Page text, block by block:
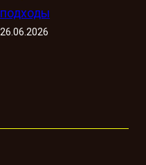
подходы
26.06.2026